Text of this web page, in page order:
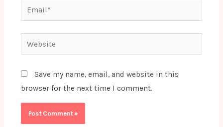
Email*
Website
Save my name, email, and website in this
browser for the next time I comment.